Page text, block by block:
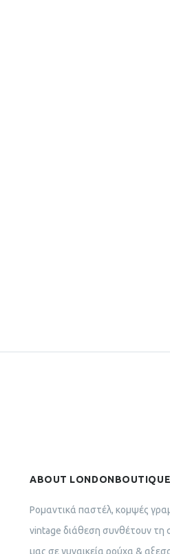
ABOUT LONDONBOUTIQUE
Ρομαντικά παστέλ, κομψές
vintage διάθεση συνθέτουν τη
μας σε γυναικεία ρούχα &